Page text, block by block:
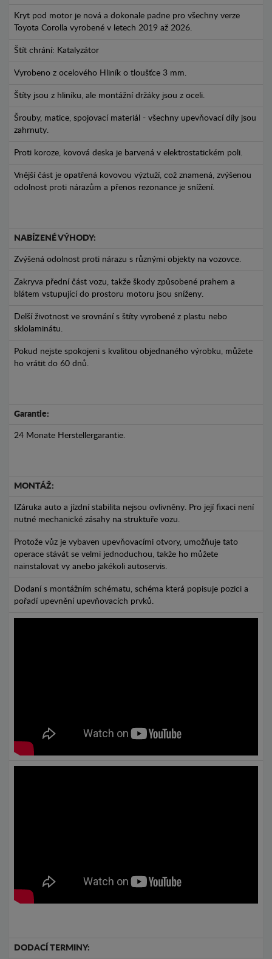
Kryt pod motor je nová a dokonale padne pro všechny verze
Toyota Corolla vyrobené v letech 2019 až 2026.
Štít chrání: Katalyzátor
Vyrobeno z ocelového Hliník o tloušťce 3 mm.
Štíty jsou z hliníku, ale montážní držáky jsou z oceli.
Šrouby, matice, spojovací materiál - všechny upevňovací díly jsou
zahrnuty.
Proti koroze, kovová deska je barvená v elektrostatickém poli.
Vnější část je opatřená kovovou výztuží, což znamená, zvýšenou
odolnost proti nárazům a přenos rezonance je snížení.
NABÍZENÉ VÝHODY:
Zvýšená odolnost proti nárazu s různými objekty na vozovce.
Zakryva přední část vozu, takže škody způsobené prahem a
blátem vstupující do prostoru motoru jsou sníženy.
Delší životnost ve srovnání s štíty vyrobené z plastu nebo
sklolaminátu.
Pokud nejste spokojeni s kvalitou objednaného výrobku, můžete
ho vrátit do 60 dnů.
Garantie:
24 Monate Herstellergarantie.
MONTÁŽ:
IZáruka auto a jízdní stabilita nejsou ovlivněny. Pro její fixaci není
nutné mechanické zásahy na struktuře vozu.
Protože vůz je vybaven upevňovacími otvory, umožňuje tato
operace stávát se velmi jednoduchou, takže ho můžete
nainstalovat vy anebo jakékoli autoservis.
Dodaní s montážním schématu, schéma která popisuje pozici a
pořadí upevnění upevňovacích prvků.
DODACÍ TERMINY: